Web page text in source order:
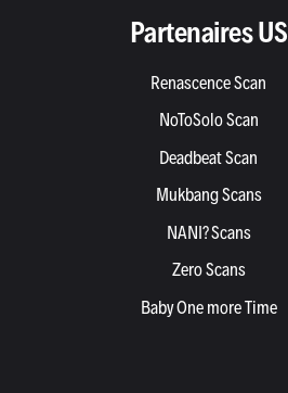
Partenaires US
Renascence Scan
NoToSolo Scan
Deadbeat Scan
Mukbang Scans
NANI? Scans
Zero Scans
Baby One more Time